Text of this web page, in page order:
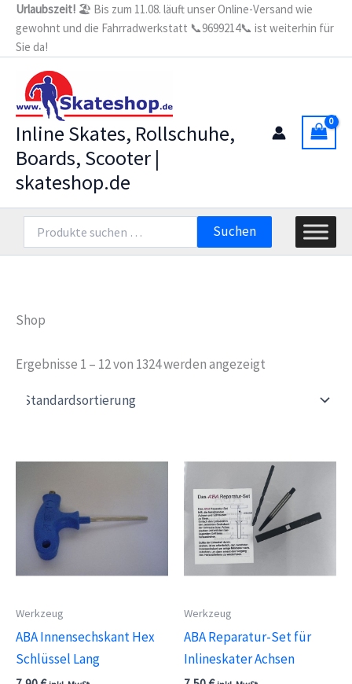
Zum
Inhalt
springen
Urlaubszeit! 🏖️ Bis zum 11.08. läuft unser Online-Versand wie
gewohnt und die Fahrradwerkstatt 📞9699214📞 ist weiterhin für
Sie da!
Inline Skates, Rollschuhe,
Boards, Scooter |
skateshop.de
nach:
Suchen
Shop
Ergebnisse 1 – 12 von 1324 werden angezeigt
Werkzeug
ABA Innensechskant Hex
Schlüssel Lang
Werkzeug
ABA Reparatur-Set für
Inlineskater Achsen